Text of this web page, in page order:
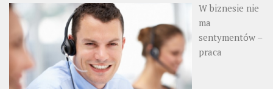
W biznesie nie
ma
sentymentów –
praca